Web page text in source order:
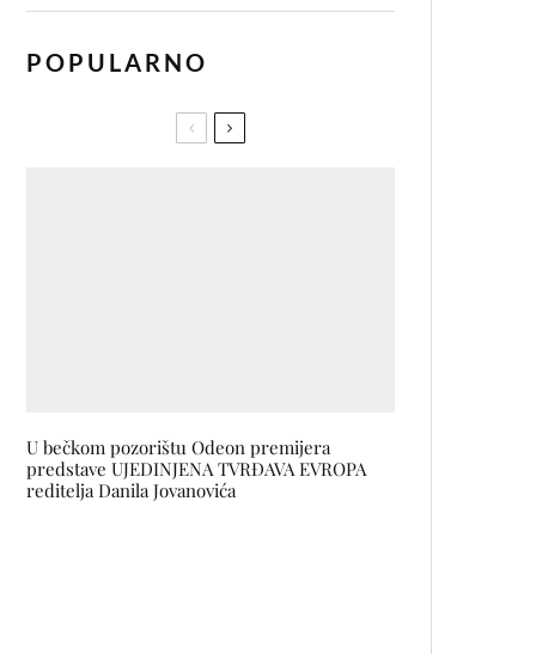
POPULARNO
U bečkom pozorištu Odeon premijera
predstave UJEDINJENA TVRĐAVA EVROPA
reditelja Danila Jovanovića